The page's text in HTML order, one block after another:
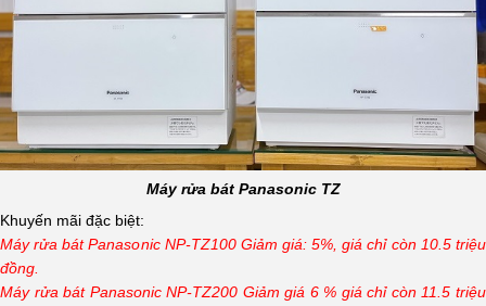
Máy rửa bát Panasonic TZ
Khuyến mãi đặc biệt:
Máy rửa bát Panasonic NP-TZ100 Giảm giá: 5%, giá chỉ còn 10.5 triệu
đồng.
Máy rửa bát Panasonic NP-TZ200 Giảm giá 6 % giá chỉ còn 11.5 triệu